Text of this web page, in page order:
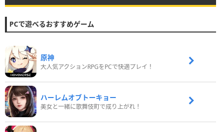
PCで遊べるおすすめゲーム
原神
大人気アクションRPGをPCで快適プレイ！
ハーレムオブトーキョー
美女と一緒に歌舞伎町で成り上がれ！